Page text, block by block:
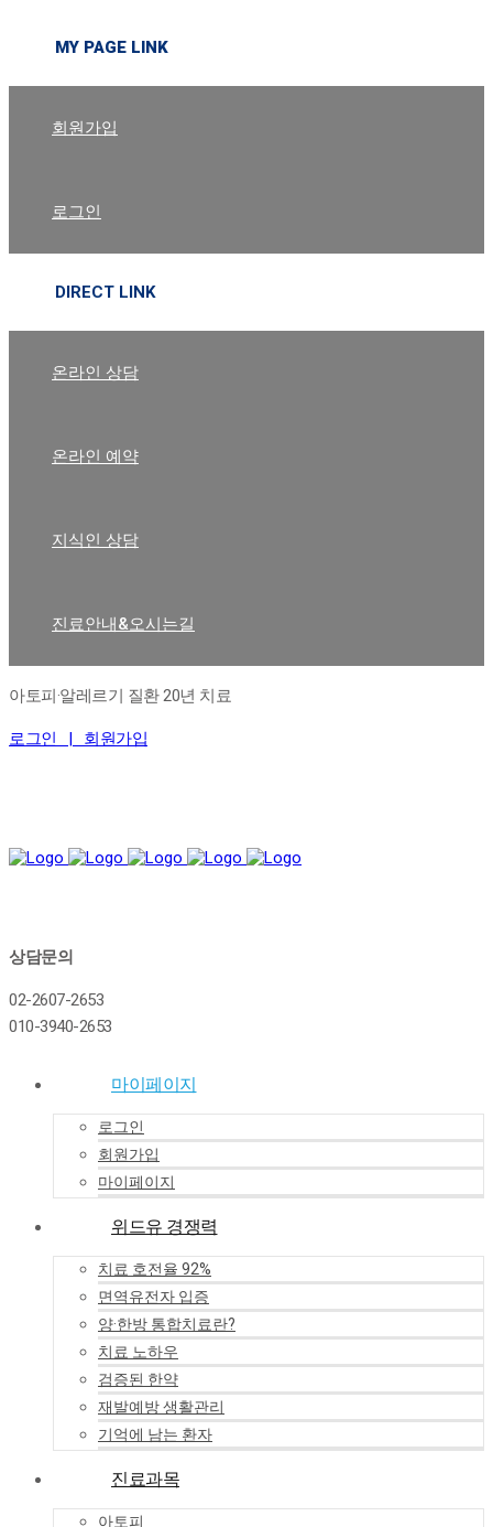
MY PAGE LINK
회원가입
로그인
DIRECT LINK
온라인 상담
온라인 예약
지식인 상담
진료안내&오시는길
아토피·알레르기 질환 20년 치료
로그인 | 회원가입
상담문의
02-2607-2653
010-3940-2653
마이페이지
로그인
회원가입
마이페이지
위드유 경쟁력
치료 호전율 92%
면역유전자 입증
양·한방 통합치료란?
치료 노하우
검증된 한약
재발예방 생활관리
기억에 남는 환자
진료과목
아토피